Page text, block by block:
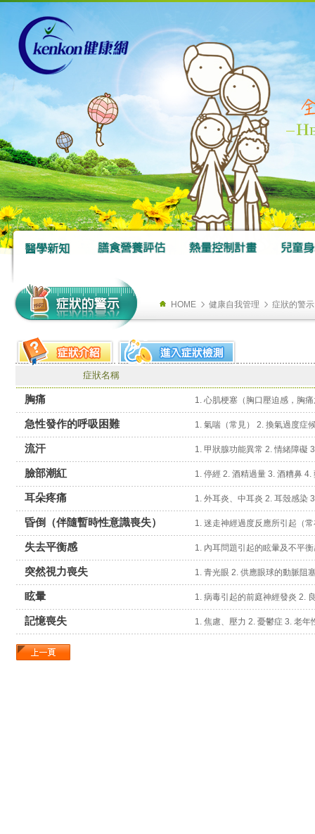
HOME 健康自我管理 症狀的警
症狀名稱
胸痛
急性發作的呼吸困難
流汗 1. 甲狀腺功能異常 2. 情緒障礙
臉部潮紅 1. 停經 2. 酒精過量 3. 酒糟鼻
耳朵疼痛 1. 外耳炎、中耳炎 2. 耳殼感染
昏倒（伴隨暫時性意識喪失）
失去平衡感
突然視力喪失
眩暈 1. 病毒引起的前庭神經發炎 2.
記憶喪失 1. 焦慮、壓力 2. 憂鬱症 3. 老